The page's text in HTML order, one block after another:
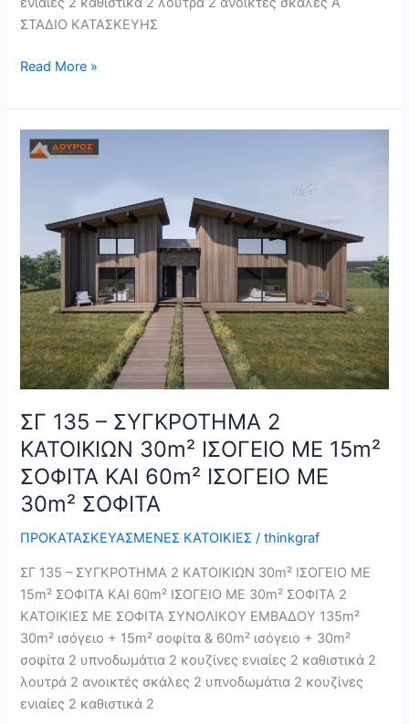
ΣΤΑΔΙΟ ΚΑΤΑΣΚΕΥΗΣ
Read More »
ΣΓ 135 – ΣΥΓΚΡΟΤΗΜΑ 2
ΚΑΤΟΙΚΙΩΝ 30m² ΙΣΟΓΕΙΟ ΜΕ 15m²
ΣΟΦΙΤΑ ΚΑΙ 60m² ΙΣΟΓΕΙΟ ΜΕ
30m² ΣΟΦΙΤΑ
ΠΡΟΚΑΤΑΣΚΕΥΑΣΜΕΝΕΣ ΚΑΤΟΙΚΙΕΣ /thinkgraf
ΣΓ 135 – ΣΥΓΚΡΟΤΗΜΑ 2 ΚΑΤΟΙΚΙΩΝ 30m² ΙΣΟΓΕΙΟ ΜΕ
15m² ΣΟΦΙΤΑ ΚΑΙ 60m² ΙΣΟΓΕΙΟ ΜΕ 30m² ΣΟΦΙΤΑ 2
ΚΑΤΟΙΚΙΕΣ ΜΕ ΣΟΦΙΤΑ ΣΥΝΟΛΙΚΟΥ ΕΜΒΑΔΟΥ 135m²
30m² ισόγειο + 15m² σοφίτα & 60m² ισόγειο + 30m²
σοφίτα 2 υπνοδωμάτια 2 κουζίνες ενιαίες 2 καθιστικά 2
λουτρά 2 ανοικτές σκάλες 2 υπνοδωμάτια 2 κουζίνες
ενιαίες 2 καθιστικά 2
ΣΓ
135
ΚΑΤΟΙΚΙΩΝ
30m²
ΙΣΟΓΕΙΟ
ΜΕ
15m²
ΣΟΦΙΤΑ
ΚΑΙ
ΙΣΟΓΕΙΟ
ΜΕ
30m²
ΣΟΦΙΤΑ